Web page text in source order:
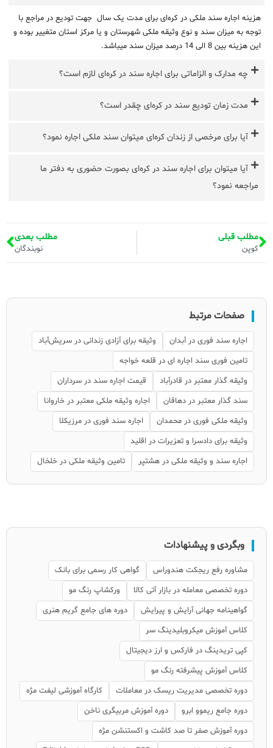
هزینه اجاره سند ملکی در کره‌ای برای مدت یک سال جهت تودیع در مراجع با
توجه به میزان سند و نوع وثیقه ملکی شهرستان و یا مرکز استان متغییر بوده و
این هزینه بین 8 الی 14 درصد میزان سند میباشد.
چه مدارک و الزاماتی برای اجاره سند در کره‌ای لازم است؟
مدت زمان تودیع سند در کره‌ای چقدر است؟
آیا برای مرخصی از زندان کره‌ای میتوان سند ملکی اجاره نمود؟
آیا میتوان برای اجاره سند در کره‌ای بصورت حضوری به دفتر ما
مراجعه نمود؟
مطلب قبلی
کوپن
مطلب بعدی
نوبندگان
صفحات مرتبط
اجاره سند فوری در آبدان
وثیقه برای آزادی زندانی در سریش‌آباد
تامین فوری سند اجاره ای در قلعه خواجه
وثیقه گذار معتبر در قادرآباد
قیمت اجاره سند در سرداران
سند گذار معتبر در دهاقان
اجاره وثیقه ملکی معتبر در خاروانا
وثیقه ملکی فوری در محمدان
اجاره سند فوری در مرزیکلا
وثیقه برای دادسرا و تعزیرات در اقلید
اجاره سند و وثیقه ملکی در هشتپر
تامین وثیقه ملکی در خلخال
وبگردی و پیشنهادات
مشاوره رفع ریجکت هندوراس
گواهی کار رسمی برای بانک
دوره تخصصی معامله در بازار آتی کالا
ورکشاپ رنگ مو
گواهینامه جهانی آرایش و پیرایش
دوره های جامع گریم هنری
کلاس آموزش میکروبلیدینگ سر
کپی تریدینگ در فارکس و ارز دیجیتال
کلاس آموزش پیشرفته رنگ مو
دوره تخصصی مدیریت ریسک در معاملات
کارگاه آموزشی لیفت مژه
دوره جامع ریموو ابرو
دوره آموزش مربیگری ناخن
دوره آموزش صفر تا صد کاشت و اکستنشن مژه